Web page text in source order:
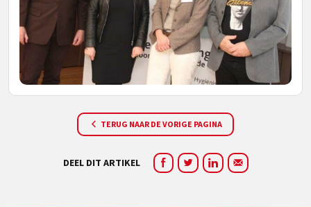
TERUG NAAR DE VORIGE PAGINA
DEEL DIT ARTIKEL